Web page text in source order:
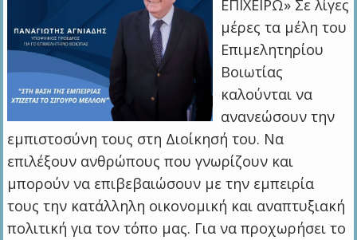
ΕΠΙΧΕΙΡΩ» Σε λίγες
μέρες τα μέλη του
Επιμελητηρίου
Βοιωτίας
καλούνται να
ανανεώσουν την
εμπιστοσύνη τους στη Διοίκησή του. Να
επιλέξουν ανθρώπους που γνωρίζουν και
μπορούν να επιβεβαιώσουν με την εμπειρία
τους την κατάλληλη οικονομική και αναπτυξιακή
πολιτική για τον τόπο μας. Για να προχωρήσει το